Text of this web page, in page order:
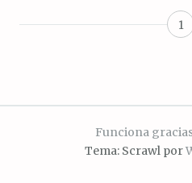
1
Funciona
Tema: Scrawl por